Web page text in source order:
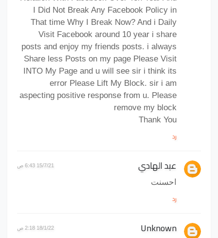
I Did Not Break Any Facebook Policy in
That time Why I Break Now? And i Daily
Visit Facebook around 10 year i share
posts and enjoy my friends posts. i always
Share less Posts on my page Please Visit
INTO My Page and u will see sir i think its
error Please Lift My Block. sir i am
aspecting positive response from u. Please
remove my block
Thank You
رد
عبد الهادي 15/7/21 6:43 ص
احسنت
رد
Unknown 18/1/22 2:18 ص